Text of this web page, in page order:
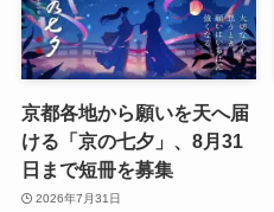
京都各地から願いを天へ届
ける「京の七夕」、8月31
日まで短冊を募集
2026年7月31日